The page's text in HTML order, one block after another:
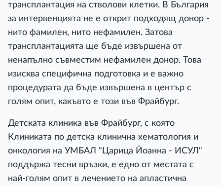
трансплантация на стволови клетки. В България
за интервенцията не е открит подходящ донор -
нито фамилен, нито нефамилен. Затова
трансплантацията ще бъде извършена от
ненапълно съвместим нефамилен донор. Това
изисква специфична подготовка и е важно
процедурата да бъде извършена в център с
голям опит, какъвто е този във Фрайбург.
Детската клиника във Фрайбург, с която
Клиниката по детска клинична хематология и
онкология на УМБАЛ "Царица Йоанна - ИСУЛ"
поддържа тесни връзки, е едно от местата с
най-голям опит в лечението на апластична